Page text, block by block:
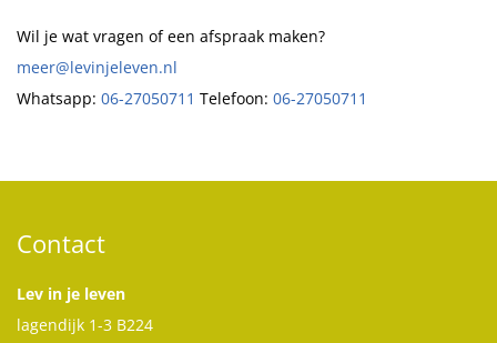
Wil je wat vragen of een afspraak maken?
meer@levinjeleven.nl
Whatsapp: 06-27050711 Telefoon: 06-27050711
Contact
Lev in je leven
lagendijk 1-3 B224